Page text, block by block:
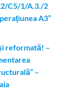
C5/1/A.3./2
A3”
reformată! –
–